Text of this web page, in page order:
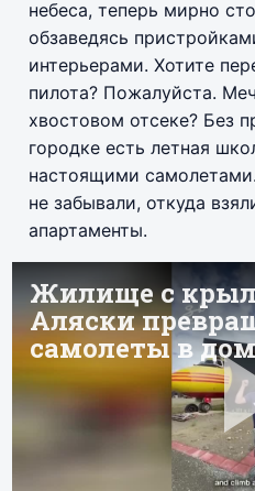
небеса, теперь мирно
обзаведясь
интерьерами. Хотите
пилота? Пожалуйста.
хвостовом отсеке? Без
городке есть летная
настоящими
не забывали, откуда
апартаменты.